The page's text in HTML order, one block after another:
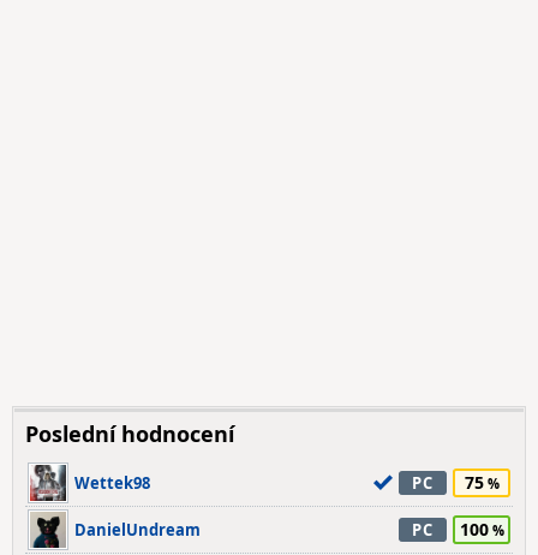
Poslední hodnocení
Wettek98 PC 75
DanielUndream PC 100